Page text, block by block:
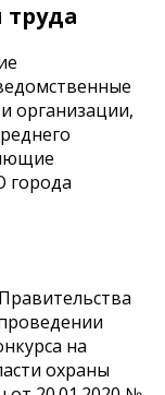
организации,
города
на
охраны